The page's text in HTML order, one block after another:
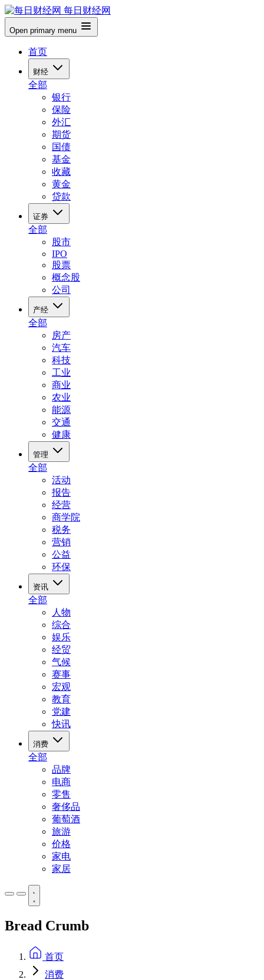
每日财经网
Open primary menu
首页
财经
全部
银行
保险
外汇
期货
国债
基金
收藏
黄金
贷款
证券
全部
股市
IPO
股票
概念股
公司
产经
全部
房产
汽车
科技
工业
商业
农业
能源
交通
健康
管理
全部
活动
报告
经营
商学院
税务
营销
公益
环保
资讯
全部
人物
综合
娱乐
经贸
气候
赛事
宏观
教育
党建
快讯
消费
全部
品牌
电商
零售
奢侈品
葡萄酒
旅游
价格
家电
家居
Bread Crumb
首页
消费